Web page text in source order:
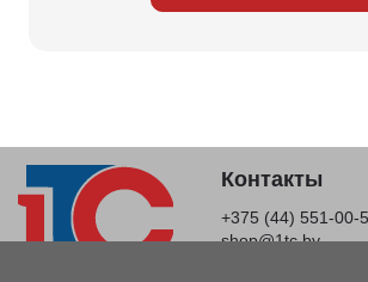
Контакты
+375 (44) 551-00-
shop@1tc.by